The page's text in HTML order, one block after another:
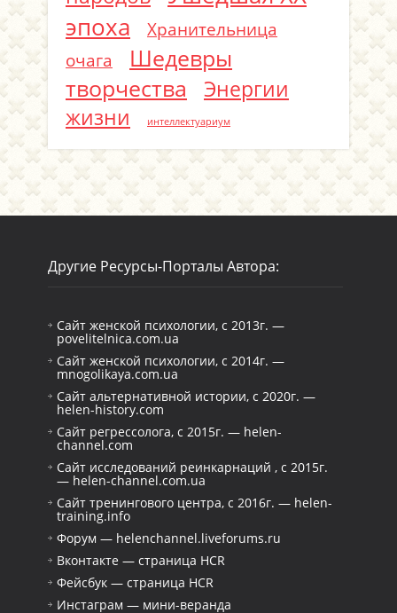
эпоха
Хранительница
очага
Шедевры
творчества
Энергии
жизни
интеллектуариум
Другие Ресурсы-Порталы Автора:
Сайт женской психологии, с 2013г. —
povelitelnica.com.ua
Сайт женской психологии, с 2014г. —
mnogolikaya.com.ua
Сайт альтернативной истории, с 2020г. —
helen-history.com
Сайт регрессолога, с 2015г. — helen-
channel.com
Сайт исследований реинкарнаций , с 2015г.
— helen-channel.com.ua
Сайт тренингового центра, с 2016г. — helen-
training.info
Форум — helenchannel.liveforums.ru
Вконтакте — страница HCR
Фейсбук — страница HCR
Инстаграм — мини-веранда